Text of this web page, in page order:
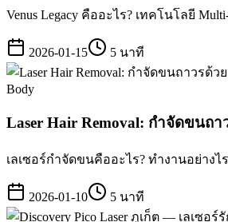
Venus Legacy คืออะไร? เทคโนโลยี
2026-01-15 5 นาที
Body
Laser Hair Removal: กำจัดขนถา
เลเซอร์กำจัดขนคืออะไร? ทำงานอย่าง
2026-01-10 5 นาที